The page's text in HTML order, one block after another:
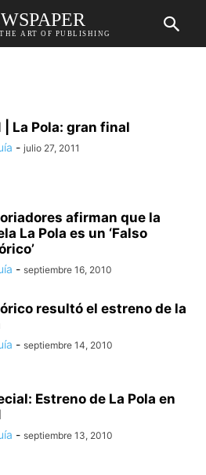
ART OF PUBLISHING
| La Pola: gran final
- julio 27, 2011
afirman que la
La Pola es un ‘Falso
- septiembre 16, 2010
resultó el estreno de la
- septiembre 14, 2010
Estreno de La Pola en
- septiembre 13, 2010